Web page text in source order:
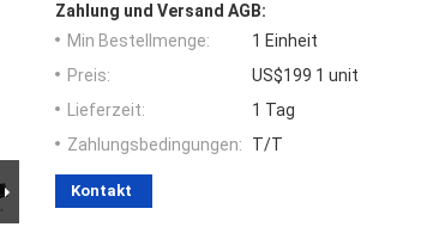
Zahlung und Versand AGB:
Min Bestellmenge:
1 Einheit
Preis:
US$199 1 unit
Lieferzeit:
1 Tag
Zahlungsbedingungen:
T/T
Kontakt